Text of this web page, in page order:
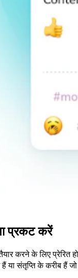
प्रकट करें
करने के लिए प्रेरित
या संतृप्ति के करीब हैं